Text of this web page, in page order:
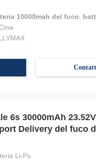
10000mah del fuco
6s 30000mAh
Delivery del fuco
Li-Po